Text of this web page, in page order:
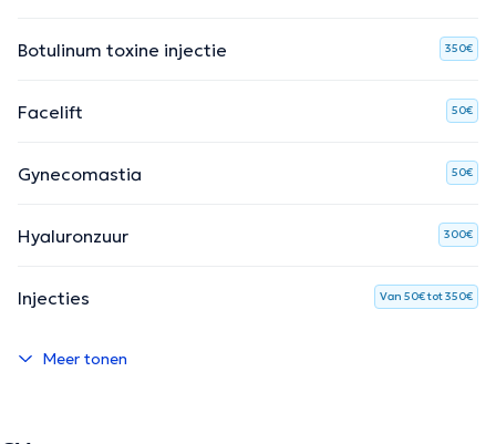
Botulinum toxine injectie 350€
Facelift 50€
Gynecomastia 50€
Hyaluronzuur 300€
Injecties Van 50€ tot 350€
Meer tonen